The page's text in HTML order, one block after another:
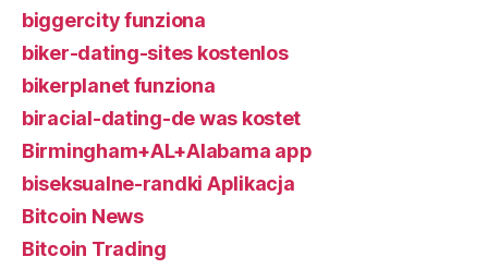
biggercity funziona
biker-dating-sites kostenlos
bikerplanet funziona
biracial-dating-de was kostet
Birmingham+AL+Alabama app
biseksualne-randki Aplikacja
Bitcoin News
Bitcoin Trading